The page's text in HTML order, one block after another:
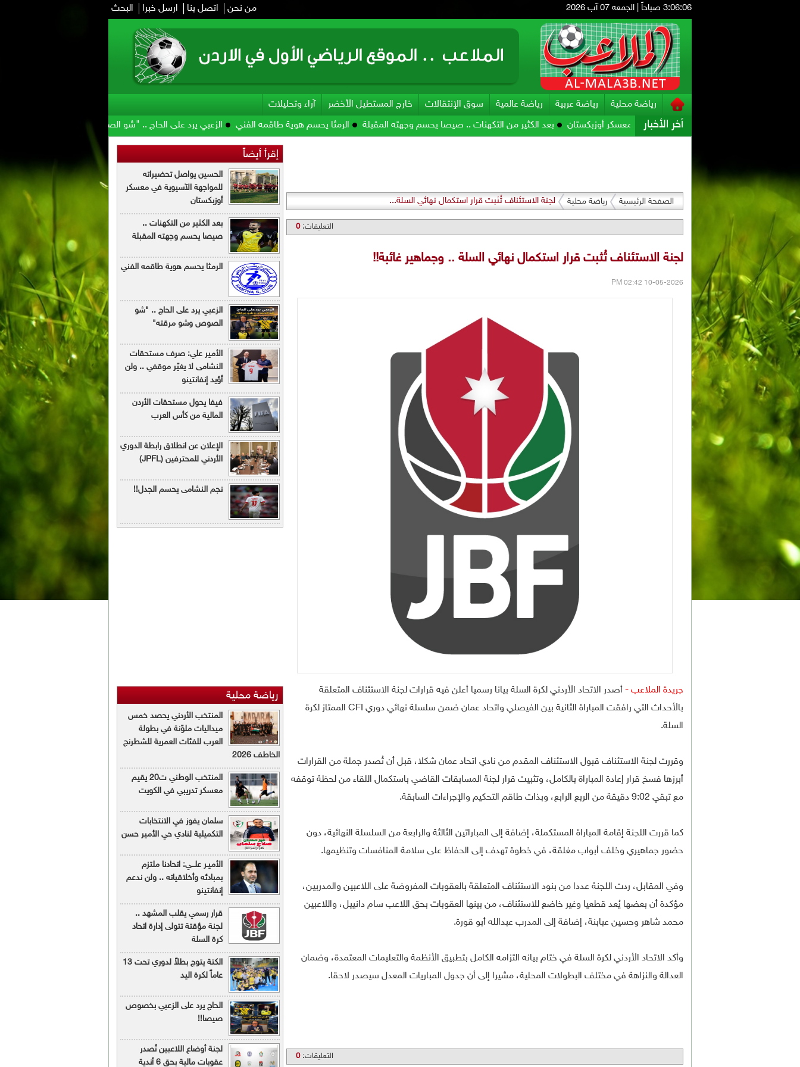
3:06:07 صباحاً الجمعه 07 آب 2026 من نحن اتصل بنا ارسل خبرا البحث
رياضة محلية رياضة عربية رياضة عالمية سوق الإنتقالات خارج المستطيل الأخضر آراء وتحليلات
أخر الأخبار
تحضيراته للمواجهة الآسيوية في معسكر أوزبكستان بعد الكثير من التكهنات .. صيصا يحسم وجهته المقبلة الرمثا يحسم هوية طاقمه الفني الزعبي يرد على الحاج .. "شو الصوص وشو مرقته"
الصفحة الرئيسية رياضة محلية لجنة الاستئناف تُثبت قرار استكمال نهائي السلة...
التعليقات:0
لجنة الاستئناف تُثبت قرار استكمال نهائي السلة .. وجماهير غائبة!!
10-05-2026 02:42 PM
جريدة الملاعب - أصدر الاتحاد الأردني لكرة السلة بيانا رسميا أعلن فيه قرارات لجنة الاستئناف المتعلقة
بالأحداث التي رافقت المباراة الثانية بين الفيصلي واتحاد عمان ضمن سلسلة نهائي دوري CFI الممتاز لكرة
السلة.
وقررت لجنة الاستئناف قبول الاستئناف المقدم من نادي اتحاد عمان شكلا، قبل أن تُصدر جملة من القرارات
أبرزها فسخ قرار إعادة المباراة بالكامل، وتثبيت قرار لجنة المسابقات القاضي باستكمال اللقاء من لحظة توقفه
مع تبقي 9:02 دقيقة من الربع الرابع، وبذات طاقم التحكيم والإجراءات السابقة.
كما قررت اللجنة إقامة المباراة المستكملة، إضافة إلى المباراتين الثالثة والرابعة من السلسلة النهائية، دون
حضور جماهيري وخلف أبواب مغلقة، في خطوة تهدف إلى الحفاظ على سلامة المنافسات وتنظيمها.
وفي المقابل، ردت اللجنة عددا من بنود الاستئناف المتعلقة بالعقوبات المفروضة على اللاعبين والمدربين،
مؤكدة أن بعضها يُعد قطعيا وغير خاضع للاستئناف، من بينها العقوبات بحق اللاعب سام دانييل، واللاعبين
محمد شاهر وحسين عبابنة، إضافة إلى المدرب عبدالله أبو قورة.
وأكد الاتحاد الأردني لكرة السلة في ختام بيانه التزامه الكامل بتطبيق الأنظمة والتعليمات المعتمدة، وضمان
العدالة والنزاهة في مختلف البطولات المحلية، مشيرا إلى أن جدول المباريات المعدل سيصدر لاحقا.
التعليقات:0
إقرأ أيضاً
الحسين يواصل تحضيراته
للمواجهة الآسيوية في معسكر
أوزبكستان
بعد الكثير من التكهنات ..
صيصا يحسم وجهته المقبلة
الرمثا يحسم هوية طاقمه الفني
الزعبي يرد على الحاج .. "شو
الصوص وشو مرقته"
الأمير علي: صرف مستحقات
النشامى لا يغيّر موقفي .. ولن
أؤيد إنفانتينو
فيفا يحول مستحقات الأردن
المالية من كأس العرب
الإعلان عن انطلاق رابطة الدوري
الأردني للمحترفين (JPFL)
نجم النشامى يحسم الجدل!!
رياضة محلية
المنتخب الأردني يحصد خمس
ميداليات ملوّنة في بطولة
العرب للفئات العمرية للشطرنج
الخاطف 2026
المنتخب الوطني ت20 يقيم
معسكر تدريبي في الكويت
سلمان يفوز في الانتخابات
التكميلية لنادي حي الأمير حسن
الأميـر علـــي: اتحادنا ملتزم
بمبادئه وأخلاقياته .. ولن ندعم
إنفانتينو
قرار رسمي يقلب المشهد ..
لجنة مؤقتة تتولى إدارة اتحاد
كرة السلة
الكتة يتوج بطلاً لدوري تحت 13
عاماً لكرة اليد
الحاج يرد على الزعبي بخصوص
صيصا!!
لجنة أوضاع اللاعبين تُصدر
عقوبات مالية بحق 6 أندية